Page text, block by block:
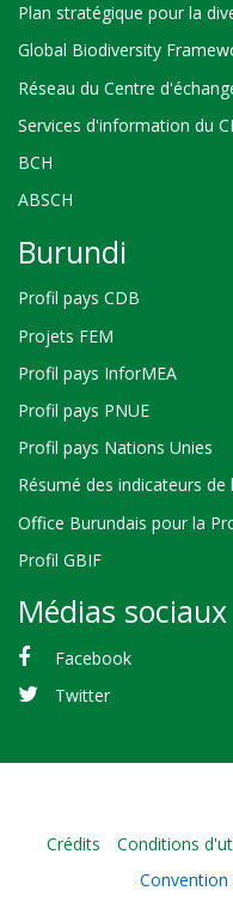
Plan stratégique pour la
Global Biodiversity
Réseau du Centre
Services d'information du
BCH
ABSCH
Burundi
Profil pays CDB
Projets FEM
Profil pays InforMEA
Profil pays PNUE
Profil pays Nations Unies
Résumé des indicateurs de
Office Burundais pour la
Profil GBIF
Médias sociaux
Facebook
Twitter
Crédits Conditions